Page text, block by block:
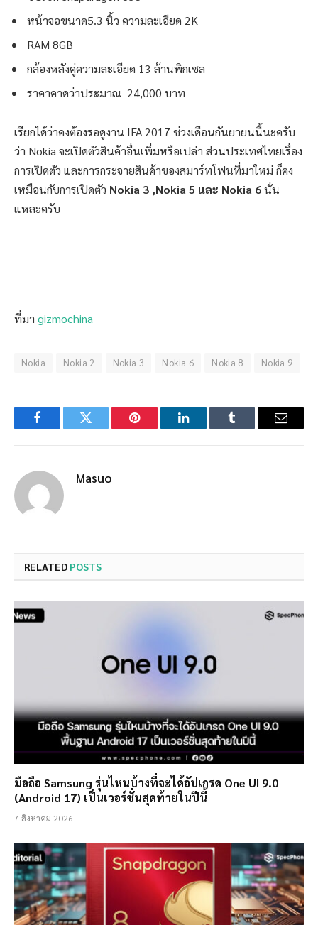
หน้าจอขนาด5.3 นิ้ว ความละเอียด 2K
RAM 8GB
กล้องหลังคู่ความละเอียด 13 ล้านพิกเซล
ราคาคาดว่าประมาณ 24,000 บาท
เรียกได้ว่าคงต้องรอดูงาน IFA 2017 ช่วงเดือนกันยายนนี้นะครับ
ว่า Nokia จะเปิดตัวสินค้าอื่นเพิ่มหรือเปล่า ส่วนประเทศไทยเรื่อง
การเปิดตัว และการกระจายสินค้าของสมาร์ทโฟนที่มาใหม่ ก็คง
เหมือนกับการเปิดตัว Nokia 3 ,Nokia 5 และ Nokia 6นั่น
แหละครับ
ที่มา gizmochina
Nokia Nokia 2 Nokia 3 Nokia 6 Nokia 8 Nokia 9
FacebookTwitter Pinterest LinkedInTumblr Email
Masuo
RELATED POSTS
มือถือ Samsung รุ่นไหนบ้างที่จะได้อัปเกรด One UI 9.0
(Android 17) เป็นเวอร์ชั่นสุดท้ายในปีนี้
7 สิงหาคม 2026